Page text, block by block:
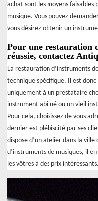
achat sont les moyens
musique. Vous pouvez
vous désirez obtenir un
Pour une restauration
réussie, contactez
La restauration d’instruments
technique spécifique. Il est
uniquement à un prestataire
instrument abîmé ou un vieil
Pour cela, choisissez de vous
dernier est plébiscité par ses
dispose d’un atelier dans la
d’instruments de musiques, il
les vôtres à des prix intéressants.